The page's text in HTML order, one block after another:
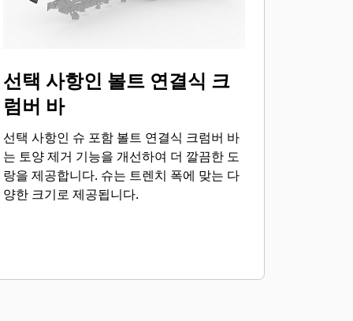
선택 사항인 볼트 연결식 크
럼버 바
선택 사항인 슈 포함 볼트 연결식 크럼버 바
는 토양 제거 기능을 개선하여 더 깔끔한 도
랑을 제공합니다. 슈는 트렌치 폭에 맞는 다
양한 크기로 제공됩니다.